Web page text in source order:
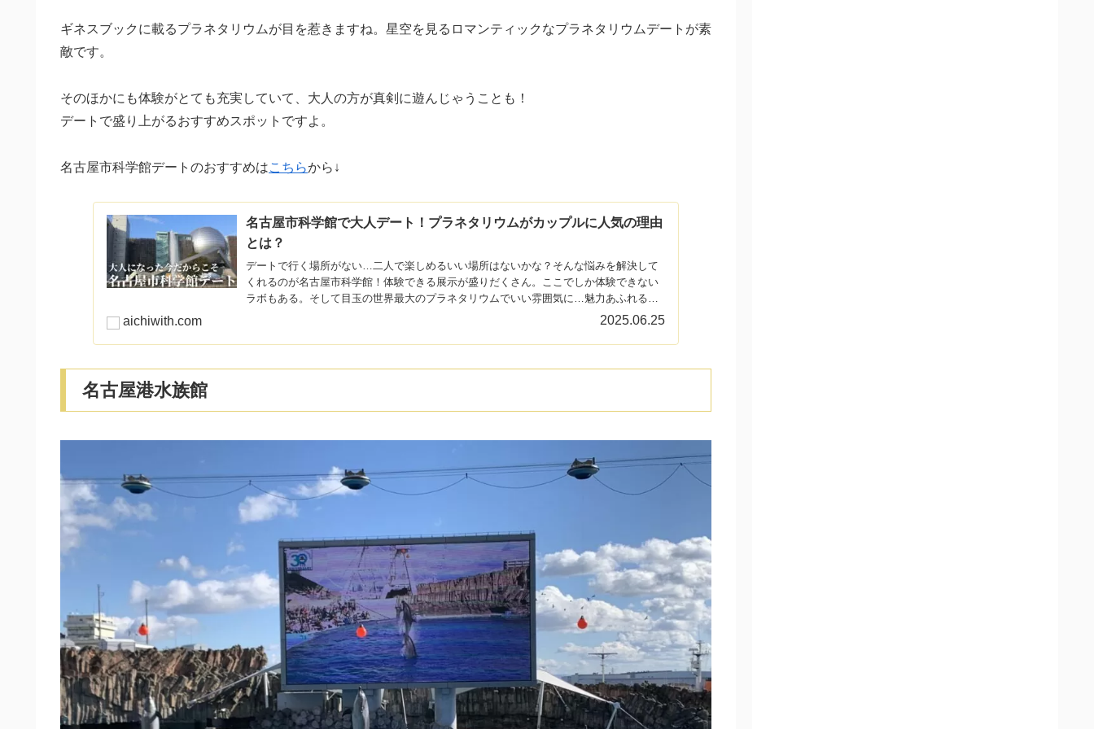
ギネスブックに載るプラネタリウムが目を惹きますね。星空を見るロマンティックなプラネタリウムデートが素
敵です。
そのほかにも体験がとても充実していて、大人の方が真剣に遊んじゃうことも！
デートで盛り上がるおすすめスポットですよ。
名古屋市科学館デートのおすすめはこちらから↓
名古屋市科学館で大人デート！プラネタリウムがカップルに人気の理由
とは？
デートで行く場所がない…二人で楽しめるいい場所はないかな？そんな悩みを解決して
くれるのが名古屋市科学館！体験できる展示が盛りだくさん。ここでしか体験できない
ラボもある。そして目玉の世界最大のプラネタリウムでいい雰囲気に…魅力あふれる名
古屋市科学館の大人のデートにおすすめな理由を5つ紹介！お得に行くための方法も紹介
aichiwith.com 2025.06.25
名古屋港水族館